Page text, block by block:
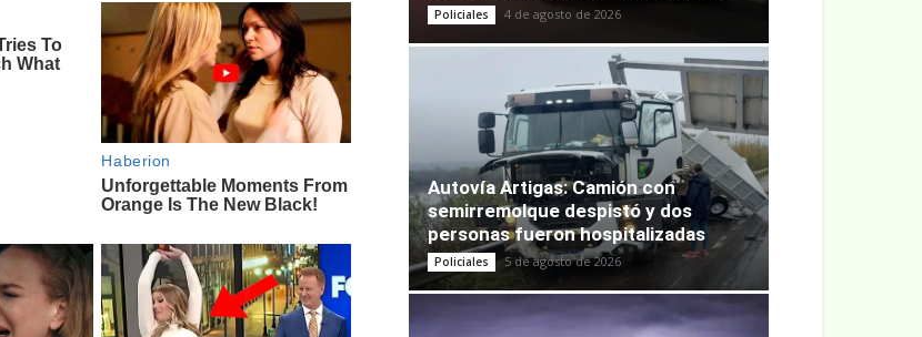
Policiales 4 de agosto de 2026
Autovía Artigas: Camión con
semirremolque despistó y dos
personas fueron hospitalizadas
Policiales 5 de agosto de 2026